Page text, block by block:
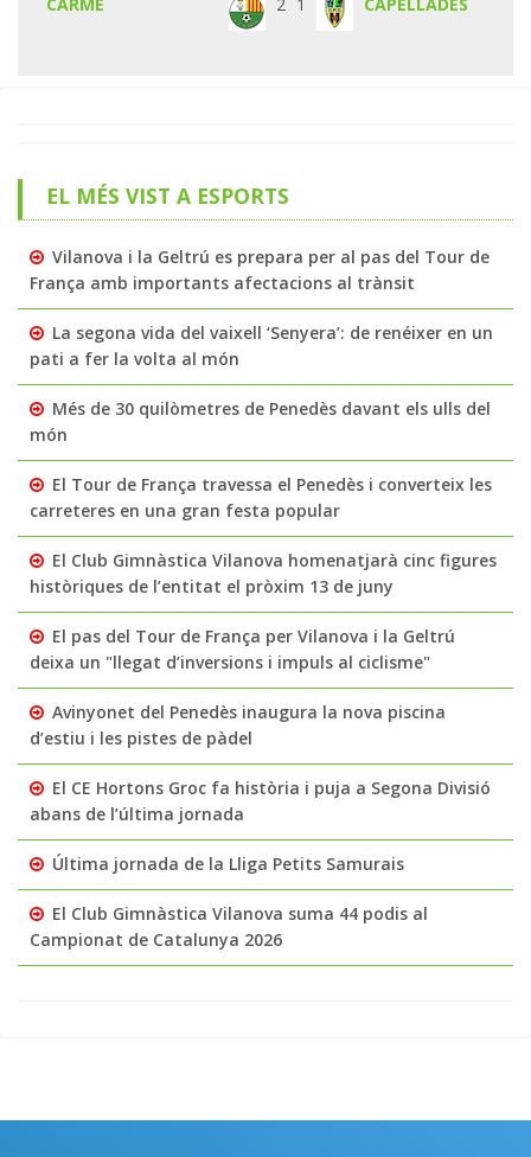
EL MÉS VIST A ESPORTS
Vilanova i la Geltrú es prepara per al pas del Tour de
França amb importants afectacions al trànsit
La segona vida del vaixell ‘Senyera’: de renéixer en un
pati a fer la volta al món
Més de 30 quilòmetres de Penedès davant els ulls del
món
El Tour de França travessa el Penedès i converteix les
carreteres en una gran festa popular
El Club Gimnàstica Vilanova homenatjarà cinc figures
històriques de l’entitat el pròxim 13 de juny
El pas del Tour de França per Vilanova i la Geltrú
deixa un "llegat d’inversions i impuls al ciclisme"
Avinyonet del Penedès inaugura la nova piscina
d’estiu i les pistes de pàdel
El CE Hortons Groc fa història i puja a Segona Divisió
abans de l’última jornada
Última jornada de la Lliga Petits Samurais
El Club Gimnàstica Vilanova suma 44 podis al
Campionat de Catalunya 2026